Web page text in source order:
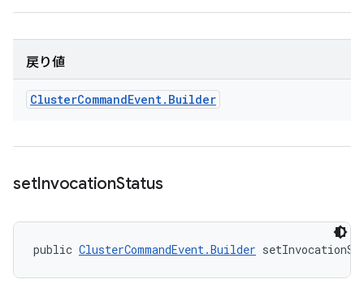
戻り値
ClusterCommandEvent. Builder
setInvocationStatus
public ClusterCommandEvent.Builder